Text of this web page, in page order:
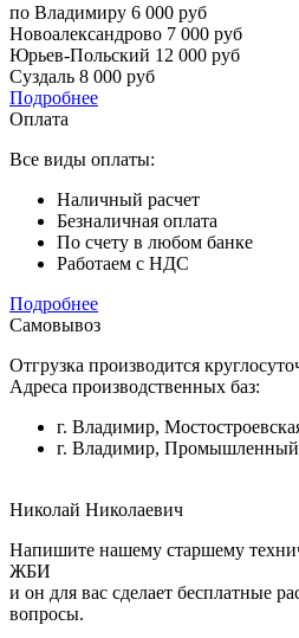
по Владимиру 6 000 руб
Новоалександрово 7 000 руб
Юрьев-Польский 12 000 руб
Суздаль 8 000 руб
Подробнее
Оплата
Все виды оплаты:
Наличный расчет
Безналичная оплата
По счету в любом банке
Работаем с НДС
Подробнее
Самовывоз
Отгрузка производится
Адреса производственных баз:
г. Владимир,
г. Владимир, Промышленный
Николай Николаевич
Напишите нашему старшему
ЖБИ
и он для вас сделает бесплатные
вопросы.